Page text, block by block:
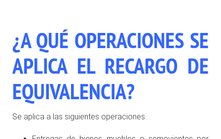
¿A QUÉ OPERACIONES SE
APLICA EL RECARGO DE
EQUIVALENCIA?
Se aplica a las siguientes operaciones: